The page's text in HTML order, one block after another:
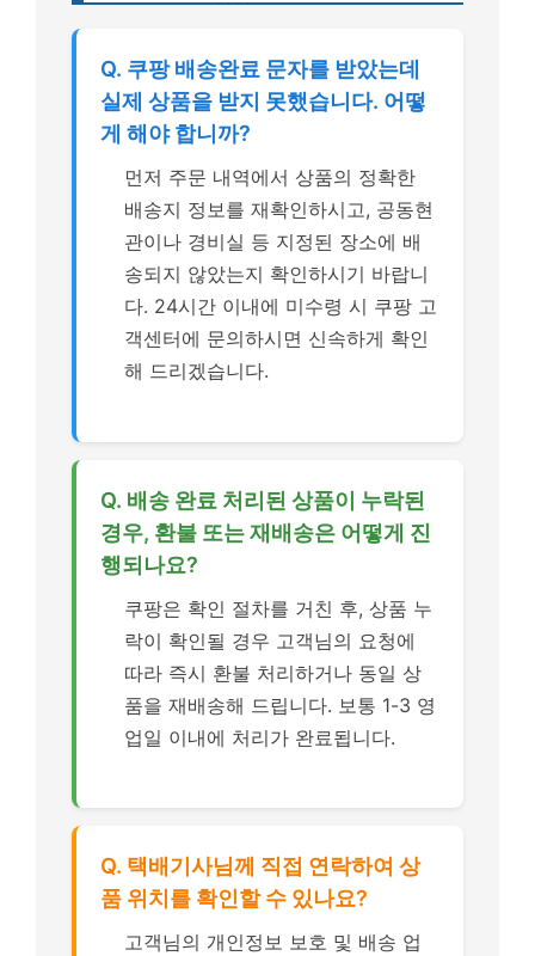
Q. 쿠팡 배송완료 문자를 받았는데
실제 상품을 받지 못했습니다. 어떻
게 해야 합니까?
먼저 주문 내역에서 상품의 정확한
배송지 정보를 재확인하시고, 공동현
관이나 경비실 등 지정된 장소에 배
송되지 않았는지 확인하시기 바랍니
다. 24시간 이내에 미수령 시 쿠팡 고
객센터에 문의하시면 신속하게 확인
해 드리겠습니다.
Q. 배송 완료 처리된 상품이 누락된
경우, 환불 또는 재배송은 어떻게 진
행되나요?
쿠팡은 확인 절차를 거친 후, 상품 누
락이 확인될 경우 고객님의 요청에
따라 즉시 환불 처리하거나 동일 상
품을 재배송해 드립니다. 보통 1-3 영
업일 이내에 처리가 완료됩니다.
Q. 택배기사님께 직접 연락하여 상
품 위치를 확인할 수 있나요?
고객님의 개인정보 보호 및 배송 업